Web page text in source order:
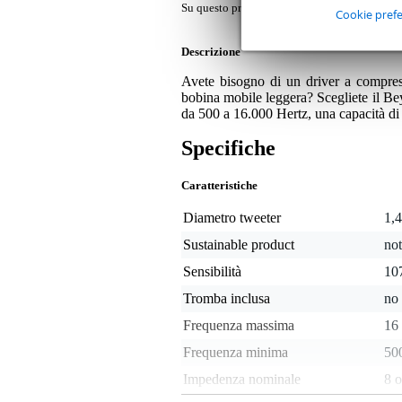
Cookie
Su questo prodotto avrete una garanzia di 2
Descrizione
Avete bisogno di un driver a
bobina mobile leggera? Scegliete il
da 500 a 16.000 Hertz, una capacità
Specifiche
Caratteristiche
Diametro tweeter
Sustainable product
Sensibilità
Tromba inclusa
no
Frequenza massima
Frequenza minima
Impedenza nominale
8